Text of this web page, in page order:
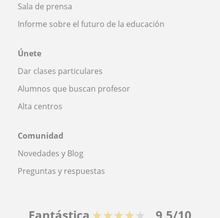
Sala de prensa
Informe sobre el futuro de la educación
Únete
Dar clases particulares
Alumnos que buscan profesor
Alta centros
Comunidad
Novedades y Blog
Preguntas y respuestas
Fantástica ★★★★★ 9,5/10